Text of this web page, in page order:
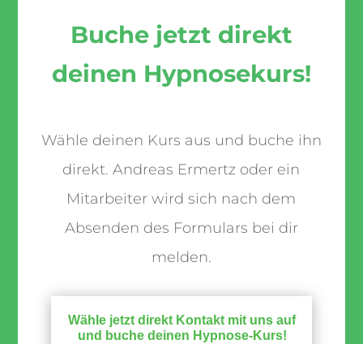
Buche jetzt direkt
deinen Hypnosekurs!
Wähle deinen Kurs aus und buche ihn
direkt. Andreas Ermertz oder ein
Mitarbeiter wird sich nach dem
Absenden des Formulars bei dir
melden.